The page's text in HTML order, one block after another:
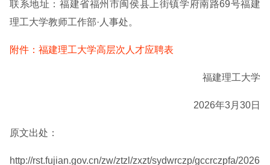
联系地址：福建省福州市闽侯县上街镇学府南路69号福建
理工大学教师工作部·人事处。
附件：福建理工大学高层次人才应聘表
福建理工大学
2026年3月30日
原文出处：
http://rst.fujian.gov.cn/zw/ztzl/zxzt/sydwrczp/gccrczpfa/2026